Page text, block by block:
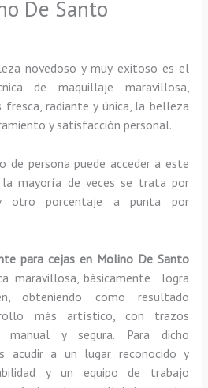
De Santo
novedoso y muy exitoso es el
de maquillaje maravillosa,
radiante y única, la belleza
y satisfacción personal.
de persona puede acceder a este
mayoría de veces se trata por
otro porcentaje a punta por
para cejas en Molino De Santo
maravillosa, básicamente
logra
obteniendo como resultado
más artístico, con trazos
y segura. Para dicho
acudir a un lugar reconocido y
y un equipo de trabajo